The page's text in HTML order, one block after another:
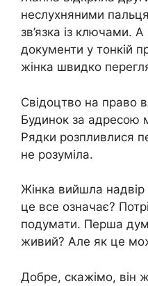
неслухняними
зв’язка із ключами.
документи у тонкій
жінка швидко
Свідоцтво на право
Будинок за адресою
Рядки розпливлися
не розуміла.
Жінка вийшла надвір
це все означає?
подумати. Перша
живий? Але як це
Добре, скажімо, він